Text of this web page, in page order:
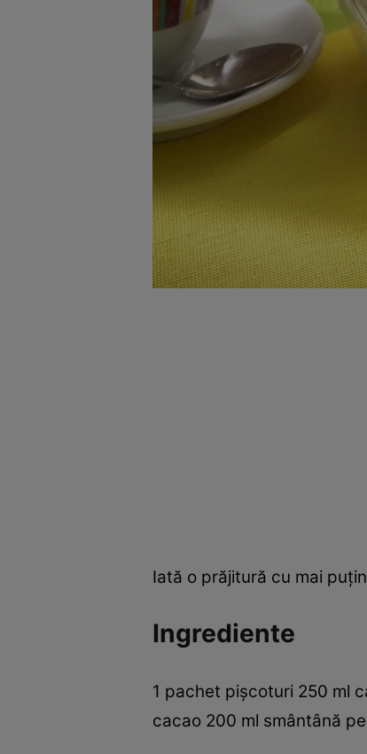
Iată o prăjitură cu mai
Ingrediente
1 pachet pişcoturi 250 ml
cacao 200 ml smântână